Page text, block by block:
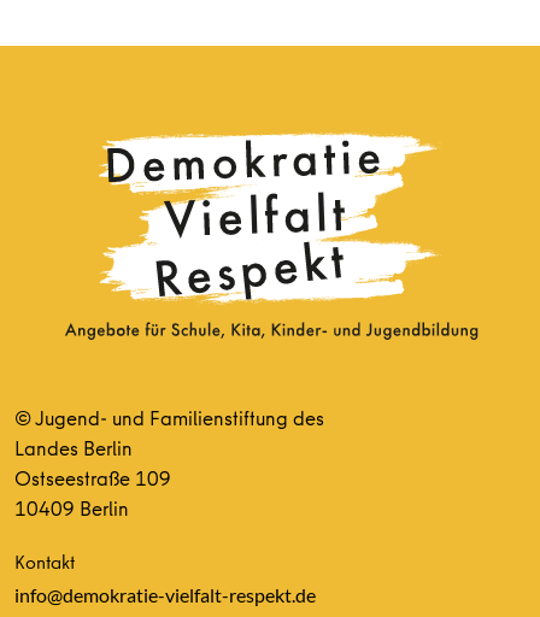
© Jugend- und Familienstiftung des
Landes Berlin
Ostseestraße 109
10409 Berlin
Kontakt
info@demokratie-vielfalt-respekt.de